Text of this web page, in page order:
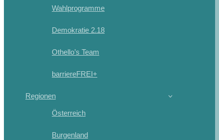
Wahlprogramme
Demokratie 2.18
Othello’s Team
barriereFREI+
Regionen
Österreich
Burgenland